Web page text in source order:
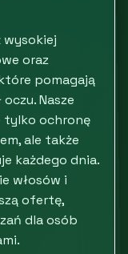
oraz
pomagają
Nasze
tylko ochronę
ale także
każdego dnia.
włosów i
ofertę,
dla osób